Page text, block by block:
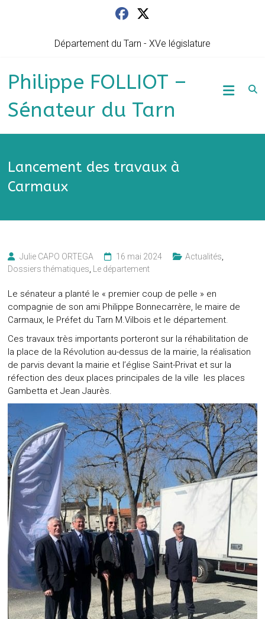
Département du Tarn - XVe législature
Philippe FOLLIOT –
Sénateur du Tarn
Lancement des travaux à
Carmaux
Julie CAPO ORTEGA 16 mai 2024 Actualités
Dossiers thématiques
Le département
Le sénateur a planté le « premier coup de pelle » en
compagnie de son ami Philippe Bonnecarrère, le maire de
Carmaux, le Préfet du Tarn M.Vilbois et le département.
Ces travaux très importants porteront sur la réhabilitation de
la place de la Révolution au-dessus de la mairie, la réalisation
de parvis devant la mairie et l’église Saint-Privat et sur la
réfection des deux places principales de la ville les places
Gambetta et Jean Jaurès.